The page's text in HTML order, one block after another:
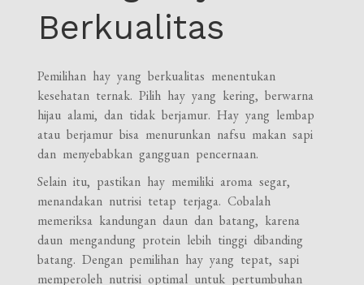
Berkualitas
Pemilihan hay yang berkualitas menentukan
kesehatan ternak. Pilih hay yang kering, berwarna
hijau alami, dan tidak berjamur. Hay yang lembap
atau berjamur bisa menurunkan nafsu makan sapi
dan menyebabkan gangguan pencernaan.
Selain itu, pastikan hay memiliki aroma segar,
menandakan nutrisi tetap terjaga. Cobalah
memeriksa kandungan daun dan batang, karena
daun mengandung protein lebih tinggi dibanding
batang. Dengan pemilihan hay yang tepat, sapi
memperoleh nutrisi optimal untuk pertumbuhan